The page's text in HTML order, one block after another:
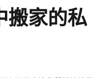
搬家的私